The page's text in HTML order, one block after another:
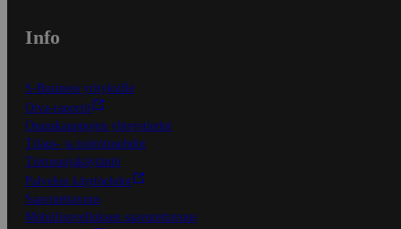
Info
S-Business yrityksille
Oiva-raportit
Osuuskauppojen yhteystiedot
Tilaus- ja toimitusehdot
Tietosuojakäytäntö
Palvelun käyttöehdot
Saavutettavuus
Mobiilisovelluksen saavutettavuus